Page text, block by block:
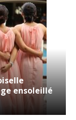
ensoleillé